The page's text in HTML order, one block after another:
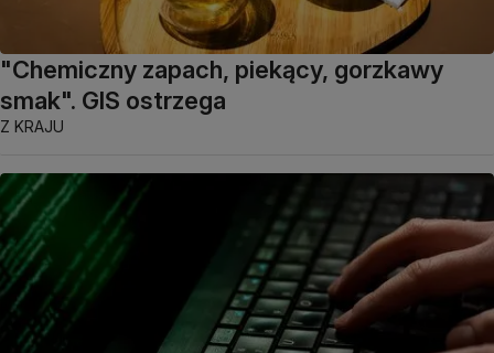
"Chemiczny zapach, piekący, gorzkawy
smak". GIS ostrzega
Z KRAJU